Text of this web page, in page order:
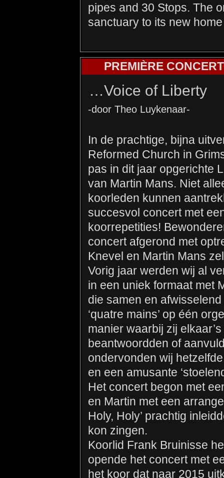
pipes and 30 Stops. The
sanctuary to its new
PREMIÈRE
…Voice of Liberty
-door Theo Luykenaar-
In de prachtige, bijna
Reformed Church in
pas in dit jaar opgerichte
van Martin Mans. Niet
koorleden kunnen
succesvol concert met
koorrepetities!
concert afgerond met
Knevel en Martin Mans
Vorig jaar werden wij al
in een uniek formaat met
die samen en
‘quatre mains’ op één
manier waarbij zij
beantwoordden of
ondervonden wij
en een amusante
Het concert begon met
en Martin met een
Holy, Holy’ prachtig
kon zingen.
Koorlid Frank Bruinisse
opende het concert met
het koor dat naar 2015